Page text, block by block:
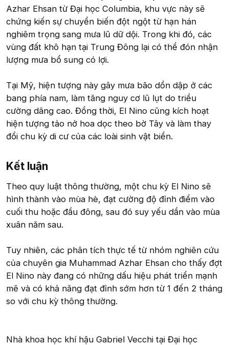
Azhar Ehsan từ Đại học Columbia, khu vực này sẽ
chứng kiến sự chuyển biến đột ngột từ hạn hán
nghiêm trọng sang mưa lũ dữ dội. Trong khi đó, các
vùng đất khô hạn tại Trung Đông lại có thể đón nhận
lượng mưa bổ sung có lợi.
Tại Mỹ, hiện tượng này gây mưa bão dồn dập ở các
bang phía nam, làm tăng nguy cơ lũ lụt do triều
cường dâng cao. Đồng thời, El Nino cũng kích hoạt
hiện tượng tảo nở hoa dọc theo bờ Tây và làm thay
đổi chu kỳ di cư của các loài sinh vật biển.
Kết luận​
Theo quy luật thông thường, một chu kỳ El Nino sẽ
hình thành vào mùa hè, đạt cường độ đỉnh điểm vào
cuối thu hoặc đầu đông, sau đó suy yếu dần vào mùa
xuân năm sau.
Tuy nhiên, các phân tích thực tế từ nhóm nghiên cứu
của chuyên gia Muhammad Azhar Ehsan cho thấy đợt
El Nino này đang có những dấu hiệu phát triển mạnh
mẽ và có khả năng đạt đỉnh sớm hơn từ 1 đến 2 tháng
so với chu kỳ thông thường.
Nhà khoa học khí hậu Gabriel Vecchi tại Đại học